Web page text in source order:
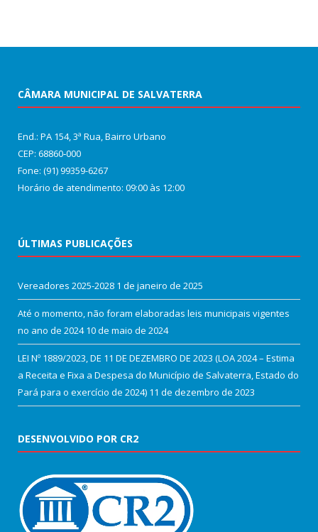
CÂMARA MUNICIPAL DE SALVATERRA
End.: PA 154, 3ª Rua, Bairro Urbano
CEP: 68860‑000
Fone: (91) 99359-6267
Horário de atendimento: 09:00 às 12:00
ÚLTIMAS PUBLICAÇÕES
Vereadores 2025-2028 1 de janeiro de 2025
Até o momento, não foram elaboradas leis municipais vigentes
no ano de 2024 10 de maio de 2024
LEI Nº 1889/2023, DE 11 DE DEZEMBRO DE 2023 (LOA 2024 – Estima
a Receita e Fixa a Despesa do Município de Salvaterra, Estado do
Pará para o exercício de 2024) 11 de dezembro de 2023
DESENVOLVIDO POR CR2